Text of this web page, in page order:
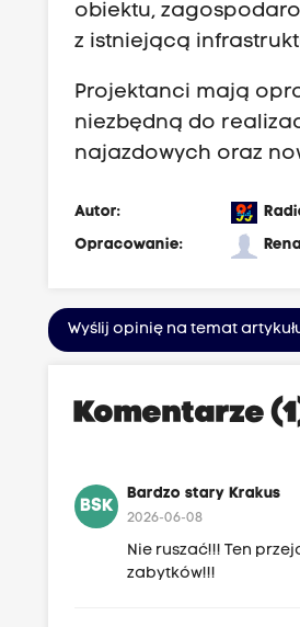
obiektu,
z istniejącą
Projektanci mają
niezbędną do
najazdowych oraz
Autor:
Opracowanie:
Wyślij opinię na temat
Komentarze
BSK
Bardzo stary Krakus
2026-06-08
Nie ruszać!!! Ten
zabytków!!!